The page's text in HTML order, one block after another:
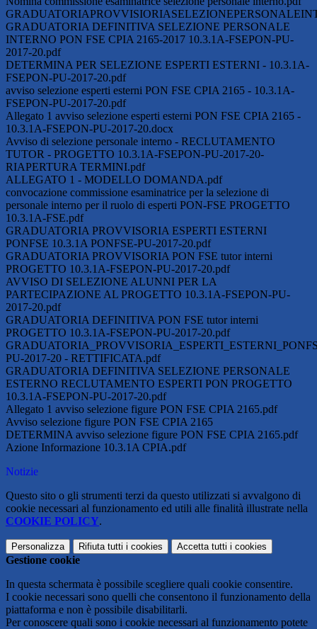
GRADUATORIA DEFINITIVA SELEZIONE PERSONALE
INTERNO PON FSE CPIA 2165-2017 10.3.1A-FSEPON-PU-
2017-20.pdf
DETERMINA PER SELEZIONE ESPERTI ESTERNI - 10.3.1A-
FSEPON-PU-2017-20.pdf
avviso selezione esperti esterni PON FSE CPIA 2165 - 10.3.1A-
FSEPON-PU-2017-20.pdf
Allegato 1 avviso selezione esperti esterni PON FSE CPIA 2165 -
10.3.1A-FSEPON-PU-2017-20.docx
Avviso di selezione personale interno - RECLUTAMENTO
TUTOR - PROGETTO 10.3.1A-FSEPON-PU-2017-20-
RIAPERTURA TERMINI.pdf
ALLEGATO 1 - MODELLO DOMANDA.pdf
convocazione commissione esaminatrice per la selezione di
personale interno per il ruolo di esperti PON-FSE PROGETTO
10.3.1A-FSE.pdf
GRADUATORIA PROVVISORIA ESPERTI ESTERNI
PONFSE 10.3.1A PONFSE-PU-2017-20.pdf
GRADUATORIA PROVVISORIA PON FSE tutor interni
PROGETTO 10.3.1A-FSEPON-PU-2017-20.pdf
AVVISO DI SELEZIONE ALUNNI PER LA
PARTECIPAZIONE AL PROGETTO 10.3.1A-FSEPON-PU-
2017-20.pdf
GRADUATORIA DEFINITIVA PON FSE tutor interni
PROGETTO 10.3.1A-FSEPON-PU-2017-20.pdf
PU-2017-20 - RETTIFICATA.pdf
GRADUATORIA DEFINITIVA SELEZIONE PERSONALE
ESTERNO RECLUTAMENTO ESPERTI PON PROGETTO
10.3.1A-FSEPON-PU-2017-20.pdf
Allegato 1 avviso selezione figure PON FSE CPIA 2165.pdf
Avviso selezione figure PON FSE CPIA 2165
DETERMINA avviso selezione figure PON FSE CPIA 2165.pdf
Azione Informazione 10.3.1A CPIA.pdf
Notizie
Questo sito o gli strumenti terzi da questo utilizzati si avvalgono di
cookie necessari al funzionamento ed utili alle finalità illustrate nella
COOKIE POLICY.
Personalizza Rifiuta tutti i cookies Accetta tutti i cookies
Gestione cookie
In questa schermata è possibile scegliere quali cookie consentire.
I cookie necessari sono quelli che consentono il funzionamento della
piattaforma e non è possibile disabilitarli.
Per conoscere quali sono i cookie necessari al funzionamento potete